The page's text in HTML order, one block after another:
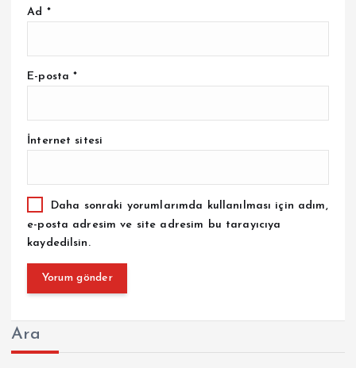
Ad *
E-posta*
İnternet sitesi
Daha sonraki yorumlarımda kullanılması için adım,
e-posta adresim ve site adresim bu tarayıcıya
kaydedilsin.
Ara